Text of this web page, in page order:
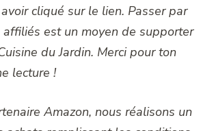
cliqué sur le lien. Passer par
est un moyen de supporter
du Jardin. Merci pour ton
lecture !
Amazon, nous réalisons un